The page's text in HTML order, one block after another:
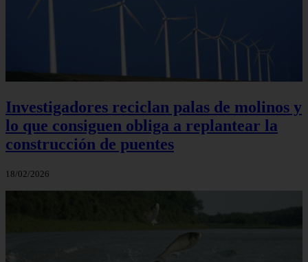
Investigadores reciclan palas de molinos y
lo que consiguen obliga a replantear la
construcción de puentes
18/02/2026